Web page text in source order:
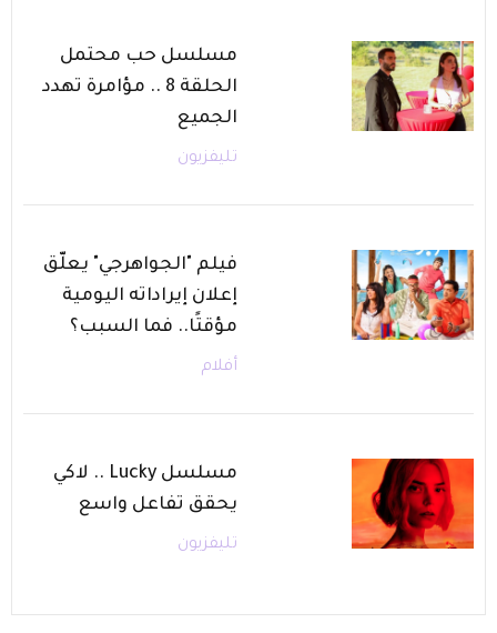
مسلسل حب محتمل
الحلقة 8 .. مؤامرة تهدد
الجميع
تليفزيون
فيلم "الجواهرجي" يعلّق
إعلان إيراداته اليومية
مؤقتًا.. فما السبب؟
أفلام
مسلسل Lucky .. لاكي
يحقق تفاعل واسع
تليفزيون